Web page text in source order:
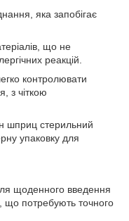
яка запобігає
що не
реакцій.
контролювати
з чіткою
шприц стерильний
упаковку для
щоденного введення
що потребують точного